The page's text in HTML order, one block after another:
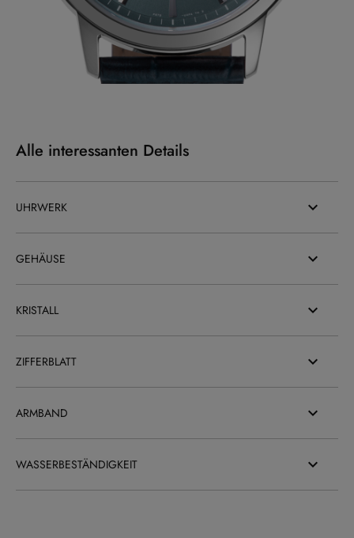
Alle interessanten Details
UHRWERK
GEHÄUSE
KRISTALL
ZIFFERBLATT
ARMBAND
WASSERBESTÄNDIGKEIT